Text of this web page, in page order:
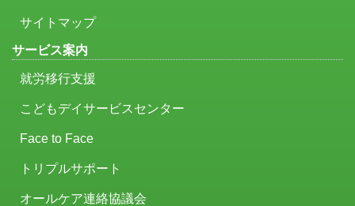
サイトマップ
サービス案内
就労移行支援
こどもデイサービスセンター
Face to Face
トリプルサポート
オールケア連絡協議会